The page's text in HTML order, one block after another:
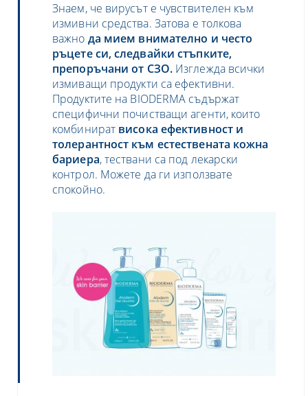
Знаем, че вирусът е чувствителен към
измивни средства. Затова е толкова
важно да мием внимателно и често
ръцете си, следвайки стъпките,
препоръчани от СЗО.Изглежда всички
измиващи продукти са ефективни.
Продуктите на BIODERMA съдържат
специфични почистващи агенти, които
комбинират висока ефективност и
толерантност към естествената кожна
бариера, тествани са под лекарски
контрол. Можете да ги използвате
спокойно.